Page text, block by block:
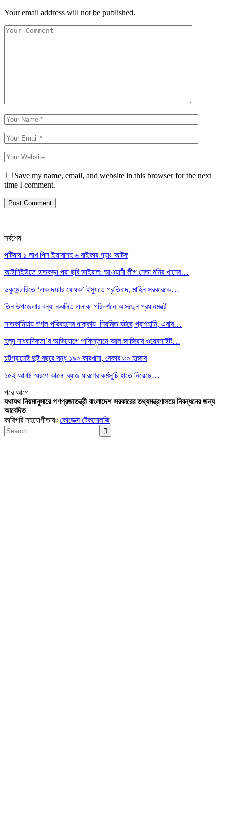
Your email address will not be published.
Save my name, email, and website in this browser for the next
time I comment.
সর্বশেষ
পটিয়ায় ১ লাখ পিস ইয়াবাসহ ৬ বাইকার গ্যাং আটক
আইসিইউতে হাতকড়া পরা ছবি ভাইরাল: আওয়ামী লীগ নেতা মনির খানের…
ডকুমেন্টারিতে ‘এক দফার ঘোষক’ ইস্যুতে প্রতিবাদ, মাহিন সরকারকে…
তিন উপজেলার বন্যা কবলিত এলাকা পরিদর্শনে আসছেন প্রধানমন্ত্রী
সাতকানিয়ায় ঈগল পরিবহনের ধাক্কায় নিয়মিত ঘটছে প্রাণহানি, এবার…
হলুদ সাংবাদিকতা’র অভিযোগে পাকিস্তানে আল জাজিরার ওয়েবসাইট…
চট্টগ্রামেই দুই বছরে বন্ধ ১৯০ কারখানা, বেকার ৩০ হাজার
১৫ই আগষ্ট স্মরণে কালো ব্যাজ ধারণের কর্মসূচি হাতে নিয়েছে…
পরেআগে
যথাযথ নিয়মানুসারে গণপ্রজাতন্ত্রী বাংলাদেশ সরকারের তথ্যমন্ত্রণালয়ে নিবন্ধনের জন্য
আবেদিত
কারিগরি সহযোগীতায়ঃ কোডেক্স টেকনোলজি